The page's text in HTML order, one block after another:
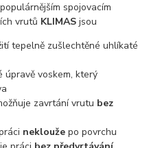
spojovacím
vrutů KLIMAS jsou
tepelně zušlechtěné uhlíkaté
voskem, který
zavrtání vrutu bez
nekloužepo povrchu